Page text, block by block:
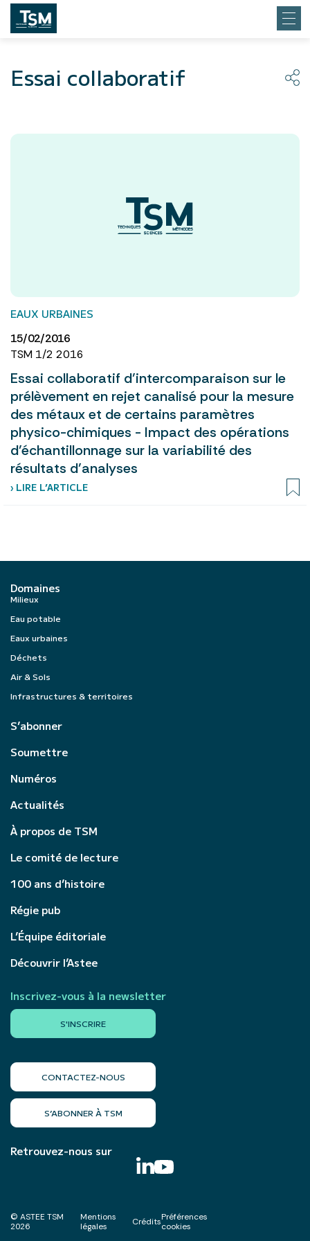
Essai collaboratif
EAUX URBAINES
15/02/2016
TSM 1/2 2016
Essai collaboratif d’intercomparaison sur le
prélèvement en rejet canalisé pour la mesure
des métaux et de certains paramètres
physico-chimiques - Impact des opérations
d’échantillonnage sur la variabilité des
résultats d’analyses
› LIRE L’ARTICLE
Domaines
Milieux
Eau potable
Eaux urbaines
Déchets
Air & Sols
Infrastructures & territoires
S’abonner
Soumettre
Numéros
Actualités
À propos de TSM
Le comité de lecture
100 ans d’histoire
Régie pub
L’Équipe éditoriale
Découvrir l’Astee
Inscrivez-vous à la newsletter
S'INSCRIRE
CONTACTEZ-NOUS
S’ABONNER À TSM
Retrouvez-nous sur
© ASTEE TSM
2026
Mentions
légales
CréditsPréférences
cookies